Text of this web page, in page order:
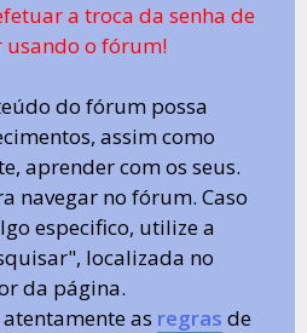
a troca da senha de
usando o fórum!
do fórum possa
assim como
aprender com os seus.
navegar no fórum. Caso
especifico, utilize a
localizada no
da página.
as regras de